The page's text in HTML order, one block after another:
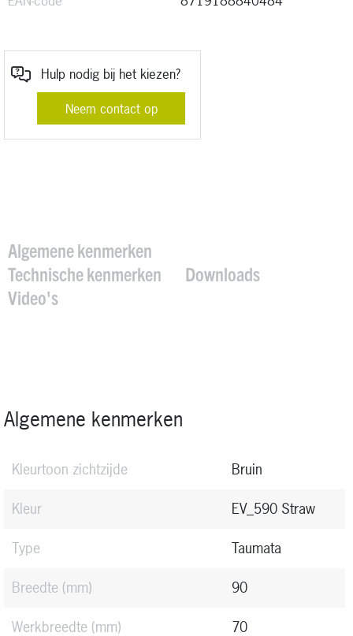
Hulp nodig bij het kiezen?
Neem contact op
Algemene kenmerken
Technische kenmerken
Downloads
Video's
Algemene kenmerken
Kleurtoon zichtzijde
Bruin
Kleur
EV_590 Straw
Type
Taumata
Breedte (mm)
90
Werkbreedte (mm)
70